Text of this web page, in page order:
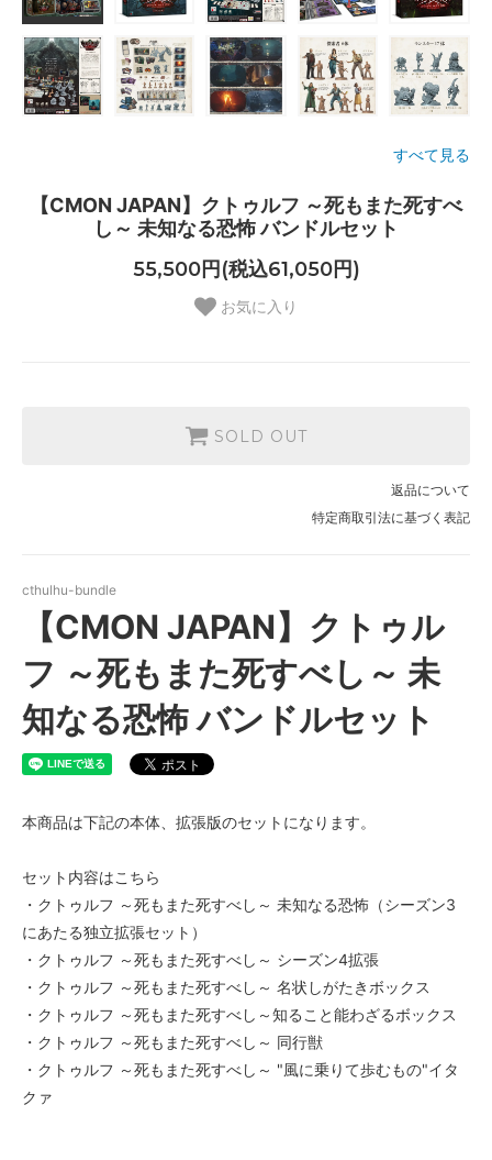
すべて見る
【CMON JAPAN】クトゥルフ ～死もまた死すべ
し～ 未知なる恐怖 バンドルセット
55,500円(税込61,050円)
お気に入り
SOLD OUT
返品について
特定商取引法に基づく表記
cthulhu-bundle
【CMON JAPAN】クトゥル
フ ～死もまた死すべし～ 未
知なる恐怖 バンドルセット
本商品は下記の本体、拡張版のセットになります。
セット内容はこちら
・クトゥルフ ～死もまた死すべし～ 未知なる恐怖（シーズン3
にあたる独立拡張セット）
・クトゥルフ ～死もまた死すべし～ シーズン4拡張
・クトゥルフ ～死もまた死すべし～ 名状しがたきボックス
・クトゥルフ ～死もまた死すべし～知ること能わざるボックス
・クトゥルフ ～死もまた死すべし～ 同行獣
・クトゥルフ ～死もまた死すべし～ "風に乗りて歩むもの"イタ
クァ